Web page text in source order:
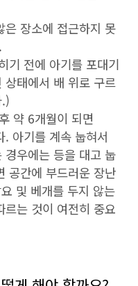
장소에 접근하지 못
기 전에 아기를 포대기
태에서 배 위로 구르
약 6개월이 되면
아기를 계속 눕혀서
우에는 등을 대고 눕
공간에 부드러운 장난
및 베개를 두지 않는
는 것이 여전히 중요